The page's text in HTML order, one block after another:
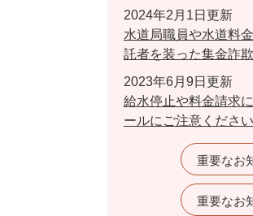
2024年2月1日更新
水道局職員や水道料
託者を装った集金詐
2023年6月9日更新
給水停止や料金請求
ールにご注意ください
重要なお
重要なお